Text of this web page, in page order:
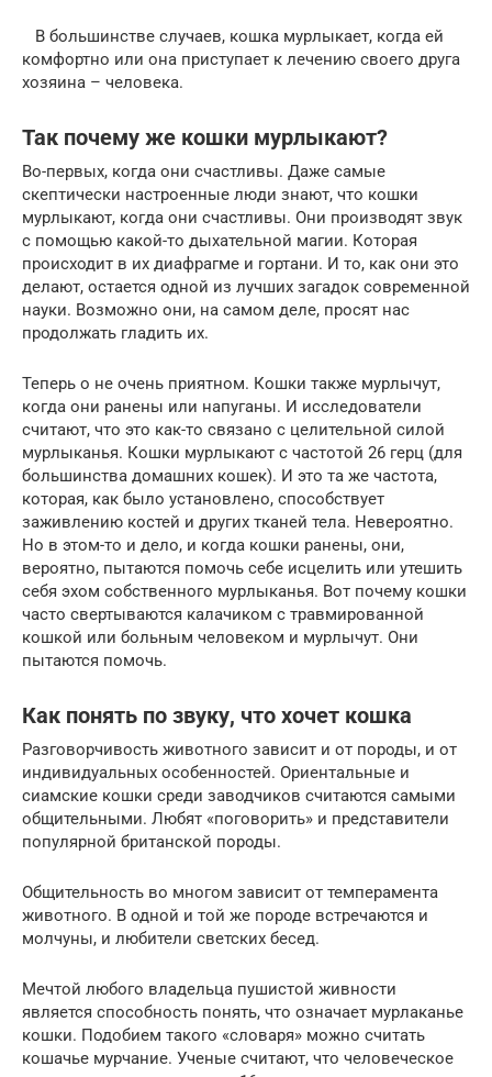
В большинстве случаев, кошка мурлыкает, когда ей
комфортно или она приступает к лечению своего друга
хозяина – человека.
Так почему же кошки мурлыкают?
Во-первых, когда они счастливы. Даже самые
скептически настроенные люди знают, что кошки
мурлыкают, когда они счастливы. Они производят звук
с помощью какой-то дыхательной магии. Которая
происходит в их диафрагме и гортани. И то, как они это
делают, остается одной из лучших загадок современной
науки. Возможно они, на самом деле, просят нас
продолжать гладить их.
Теперь о не очень приятном. Кошки также мурлычут,
когда они ранены или напуганы. И исследователи
считают, что это как-то связано с целительной силой
мурлыканья. Кошки мурлыкают с частотой 26 герц (для
большинства домашних кошек). И это та же частота,
которая, как было установлено, способствует
заживлению костей и других тканей тела. Невероятно.
Но в этом-то и дело, и когда кошки ранены, они,
вероятно, пытаются помочь себе исцелить или утешить
себя эхом собственного мурлыканья. Вот почему кошки
часто свертываются калачиком с травмированной
кошкой или больным человеком и мурлычут. Они
пытаются помочь.
Как понять по звуку, что хочет кошка
Разговорчивость животного зависит и от породы, и от
индивидуальных особенностей. Ориентальные и
сиамские кошки среди заводчиков считаются самыми
общительными. Любят «поговорить» и представители
популярной британской породы.
Общительность во многом зависит от темперамента
животного. В одной и той же породе встречаются и
молчуны, и любители светских бесед.
Мечтой любого владельца пушистой живности
является способность понять, что означает мурлаканье
кошки. Подобием такого «словаря» можно считать
кошачье мурчание. Ученые считают, что человеческое